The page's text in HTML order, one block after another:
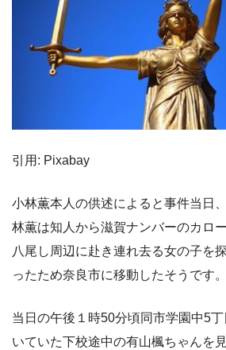
引用: Pixabay
小林薫本人の供述によると事件当日
林薫は知人から滋賀ナンバーのカロ
八尾し周辺に赴き連れ去る女の子を
ったため奈良市に移動したそうです。
当日の午後１時50分頃同市学園中5
いていた下校途中の有山楓ちゃんを